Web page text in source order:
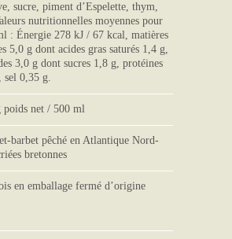
sucre, piment d’Espelette, thym,
nutritionnelles moyennes pour
: Énergie 278 kJ / 67 kcal, matières
5,0 g dont acides gras saturés 1,4 g,
3,0 g dont sucres 1,8 g, protéines
sel 0,35 g.
poids net / 500 ml
barbet pêché en Atlantique Nord-
bretonnes
en emballage fermé d’origine